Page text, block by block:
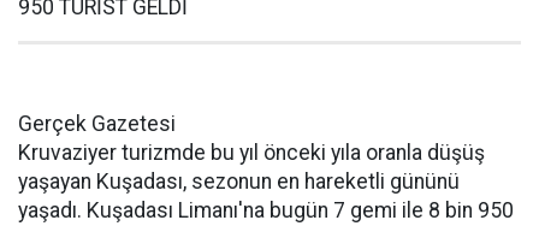
950 TURİST GELDİ
Gerçek Gazetesi
Kruvaziyer turizmde bu yıl önceki yıla oranla düşüş
yaşayan Kuşadası, sezonun en hareketli gününü
yaşadı. Kuşadası Limanı'na bugün 7 gemi ile 8 bin 950